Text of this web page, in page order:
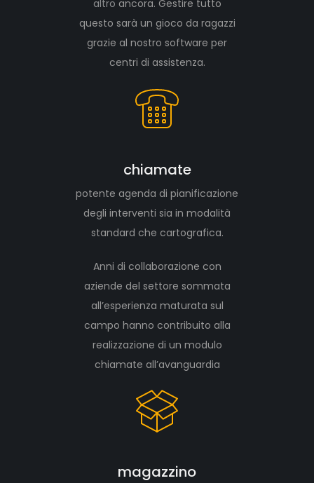
altro ancora. Gestire tutto
questo sarà un gioco da ragazzi
grazie al nostro software per
centri di assistenza.
chiamate
potente agenda di pianificazione
degli interventi sia in modalità
standard che cartografica.
Anni di collaborazione con
aziende del settore sommata
all’esperienza maturata sul
campo hanno contribuito alla
realizzazione di un modulo
chiamate all’avanguardia
magazzino